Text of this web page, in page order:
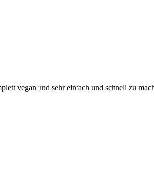
vegan und sehr einfach und schnell zu